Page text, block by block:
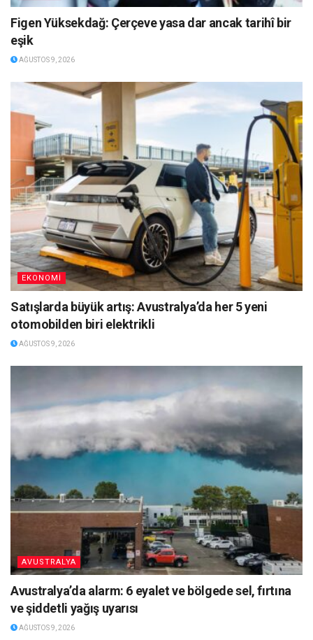
Figen Yüksekdağ: Çerçeve yasa dar ancak tarihî bir
eşik
AĞUSTOS 9, 2026
EKONOMİ
Satışlarda büyük artış: Avustralya’da her 5 yeni
otomobilden biri elektrikli
AĞUSTOS 9, 2026
AVUSTRALYA
Avustralya’da alarm: 6 eyalet ve bölgede sel, fırtına
ve şiddetli yağış uyarısı
AĞUSTOS 9, 2026